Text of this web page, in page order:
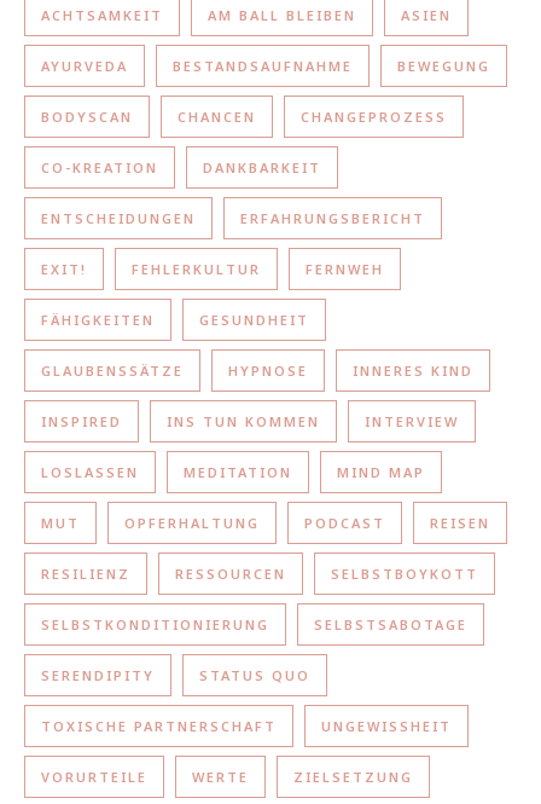
ACHTSAMKEIT AM BALL BLEIBEN ASIEN
AYURVEDA BESTANDSAUFNAHME BEWEGUNG
BODYSCAN CHANCEN CHANGEPROZESS
CO-KREATION DANKBARKEIT
ENTSCHEIDUNGEN ERFAHRUNGSBERICHT
EXIT! FEHLERKULTUR FERNWEH
FÄHIGKEITEN GESUNDHEIT
GLAUBENSSÄTZE HYPNOSE INNERES KIND
INSPIRED INS TUN KOMMEN INTERVIEW
LOSLASSEN MEDITATION MIND MAP
MUT OPFERHALTUNG PODCAST REISEN
RESILIENZ RESSOURCEN SELBSTBOYKOTT
SELBSTKONDITIONIERUNG SELBSTSABOTAGE
SERENDIPITY STATUS QUO
TOXISCHE PARTNERSCHAFT UNGEWISSHEIT
VORURTEILE WERTE ZIELSETZUNG